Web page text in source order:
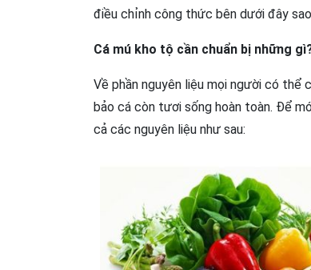
điều chỉnh công thức bên dưới đây
Cá mú kho tộ cần chuẩn bị những
Về phần nguyên liệu mọi người có thể
bảo cá còn tươi sống hoàn toàn. Để
cả các nguyên liệu như sau: